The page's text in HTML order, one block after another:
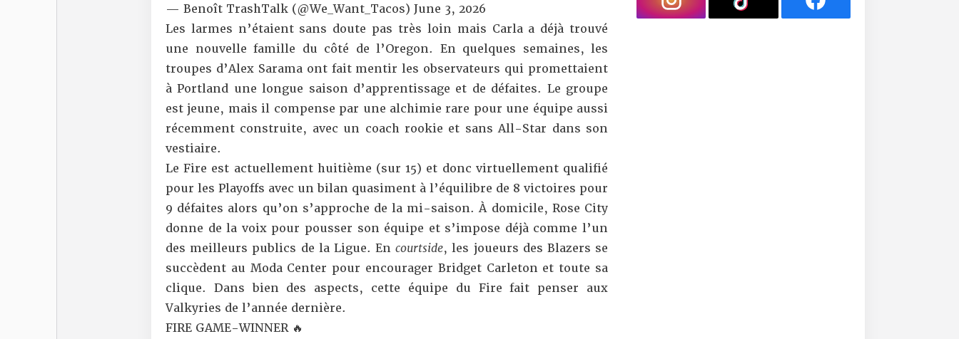
— Benoît TrashTalk (@We_Want_Tacos) June 3, 2026
Les larmes n’étaient sans doute pas très loin mais Carla a déjà trouvé
une nouvelle famille du côté de l’Oregon. En quelques semaines, les
troupes d’Alex Sarama ont fait mentir les observateurs qui promettaient
à Portland une longue saison d’apprentissage et de défaites. Le groupe
est jeune, mais il compense par une alchimie rare pour une équipe aussi
récemment construite, avec un coach rookie et sans All-Star dans son
vestiaire.
Le Fire est actuellement huitième (sur 15) et donc virtuellement qualifié
pour les Playoffs avec un bilan quasiment à l’équilibre de 8 victoires pour
9 défaites alors qu’on s’approche de la mi-saison. À domicile, Rose City
donne de la voix pour pousser son équipe et s’impose déjà comme l’un
des meilleurs publics de la Ligue. Encourtside, les joueurs des Blazers se
succèdent au Moda Center pour encourager Bridget Carleton et toute sa
clique. Dans bien des aspects, cette équipe du Fire fait penser aux
Valkyries de l’année dernière.
FIRE GAME-WINNER 🔥